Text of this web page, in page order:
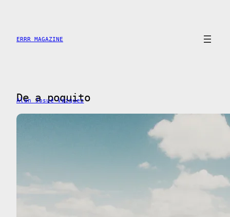
content
ERRR MAGAZINE
De a poquito
Alan Josué Vázquez